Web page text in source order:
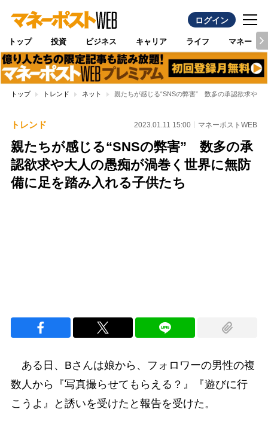
ログイン
トップ 投資 ビジネス キャリア ライフ マネー
トップ トレンド ネット 親たちが感じる“SNSの弊害” 数多の承認欲求や大
トレンド 2023.01.11 15:00 マネーポストWEB
親たちが感じる“SNSの弊害” 数多の承
認欲求や大人の愚痴が渦巻く世界に無防
備に足を踏み入れる子供たち
ある日、Bさんは娘から、フォロワーの男性の複
数人から『写真撮らせてもらえる？』『遊びに行
こうよ』と誘いを受けたと報告を受けた。